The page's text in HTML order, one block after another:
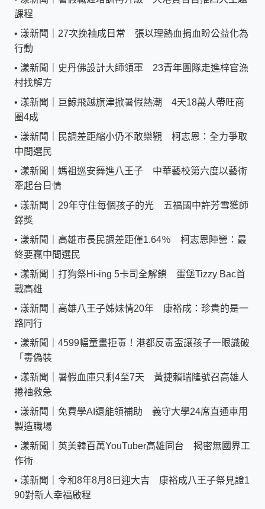
課程
• 漾新聞｜27次挽袖成日常 張以理熱血捐血盼公益化為
行動
• 漾新聞｜史丹佛設計大師領軍 23青年團隊走進梓官漁
村找解方
• 漾新聞｜巨鯨飛越旗津掀暑假熱潮 4天18萬人帶旺商
圈4成
• 漾新聞｜民調差距縮小仍不敢樂觀 柯志恩：全力爭取
中間選民
• 漾新聞｜媽祖巡安舞進八王子 中華藝校第六度以藝術
牽起台日情
• 漾新聞｜29年守住每個孩子的光 五福國中許芳雪獲師
鐸獎
• 漾新聞｜高雄市長民調差距僅1.64％ 柯志恩陣營：最
終要贏中間選民
• 漾新聞｜打狗祭Hi-ing 5卡司全解鎖 蛋堡Tizzy Bac首
戰高雄
• 漾新聞｜高雄八王子姊妹情20年 康裕成：珍貴的是一
路同行
• 漾新聞｜4599幅童畫拒毒！港都反毒盃讓孩子一眼識破
「毒偽裝
• 漾新聞｜暑假血庫只剩4至7天 黃捷賴瑞隆號召高雄人
捲袖救急
• 漾新聞｜免費學AI還能領補助 義守大學24席直通車用
製造職場
• 漾新聞｜英美韓百萬YouTuber高雄同台 揭密無國界工
作術
• 漾新聞｜令和8年8月8日迎大吉 康裕成八王子祭見證1
90對新人幸福啟程